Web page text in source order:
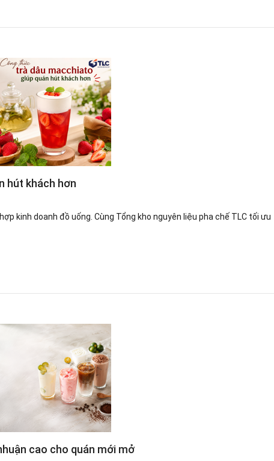
hút khách hơn
kinh doanh đồ uống. Cùng Tổng kho nguyên liệu pha chế TLC tối ưu
cao cho quán mới mở